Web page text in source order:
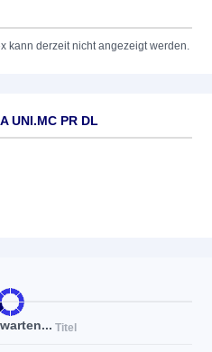
kann derzeit nicht angezeigt werden.
UNI.MC PR DL
Titel